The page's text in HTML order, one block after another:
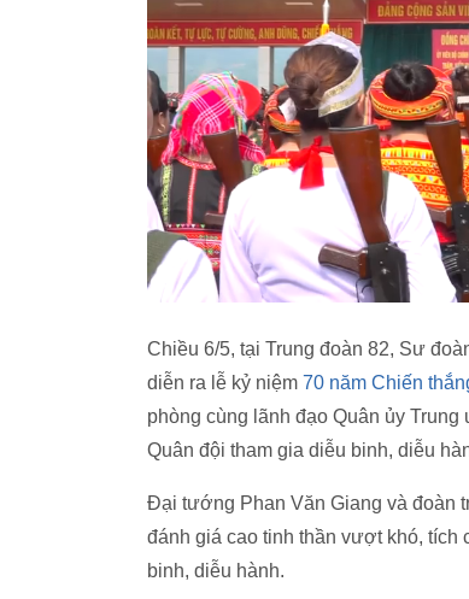
Chiều 6/5, tại Trung đoàn 82, Sư
diễn ra lễ kỷ niệm 70 năm Chiến
phòng cùng lãnh đạo Quân ủy
Quân đội tham gia diễu binh, diễu
Đại tướng Phan Văn Giang và đoàn
đánh giá cao tinh thần vượt khó, tích
binh, diễu hành.